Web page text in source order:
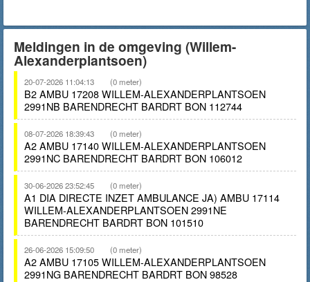
Meldingen in de omgeving (Willem-
Alexanderplantsoen)
20-07-2026 11:04:13 (0 meter)
B2 AMBU 17208 WILLEM-ALEXANDERPLANTSOEN
2991NB BARENDRECHT BARDRT BON 112744
08-07-2026 18:39:43 (0 meter)
A2 AMBU 17140 WILLEM-ALEXANDERPLANTSOEN
2991NC BARENDRECHT BARDRT BON 106012
30-06-2026 23:52:45 (0 meter)
A1 DIA DIRECTE INZET AMBULANCE JA) AMBU 17114
WILLEM-ALEXANDERPLANTSOEN 2991NE
BARENDRECHT BARDRT BON 101510
26-06-2026 15:09:50 (0 meter)
A2 AMBU 17105 WILLEM-ALEXANDERPLANTSOEN
2991NG BARENDRECHT BARDRT BON 98528